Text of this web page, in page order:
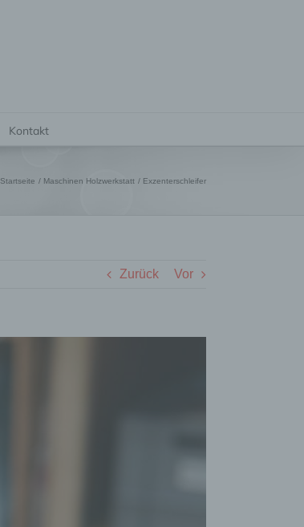
Kontakt
Startseite Maschinen Holzwerkstatt Exzenterschleifer
Zurück Vor